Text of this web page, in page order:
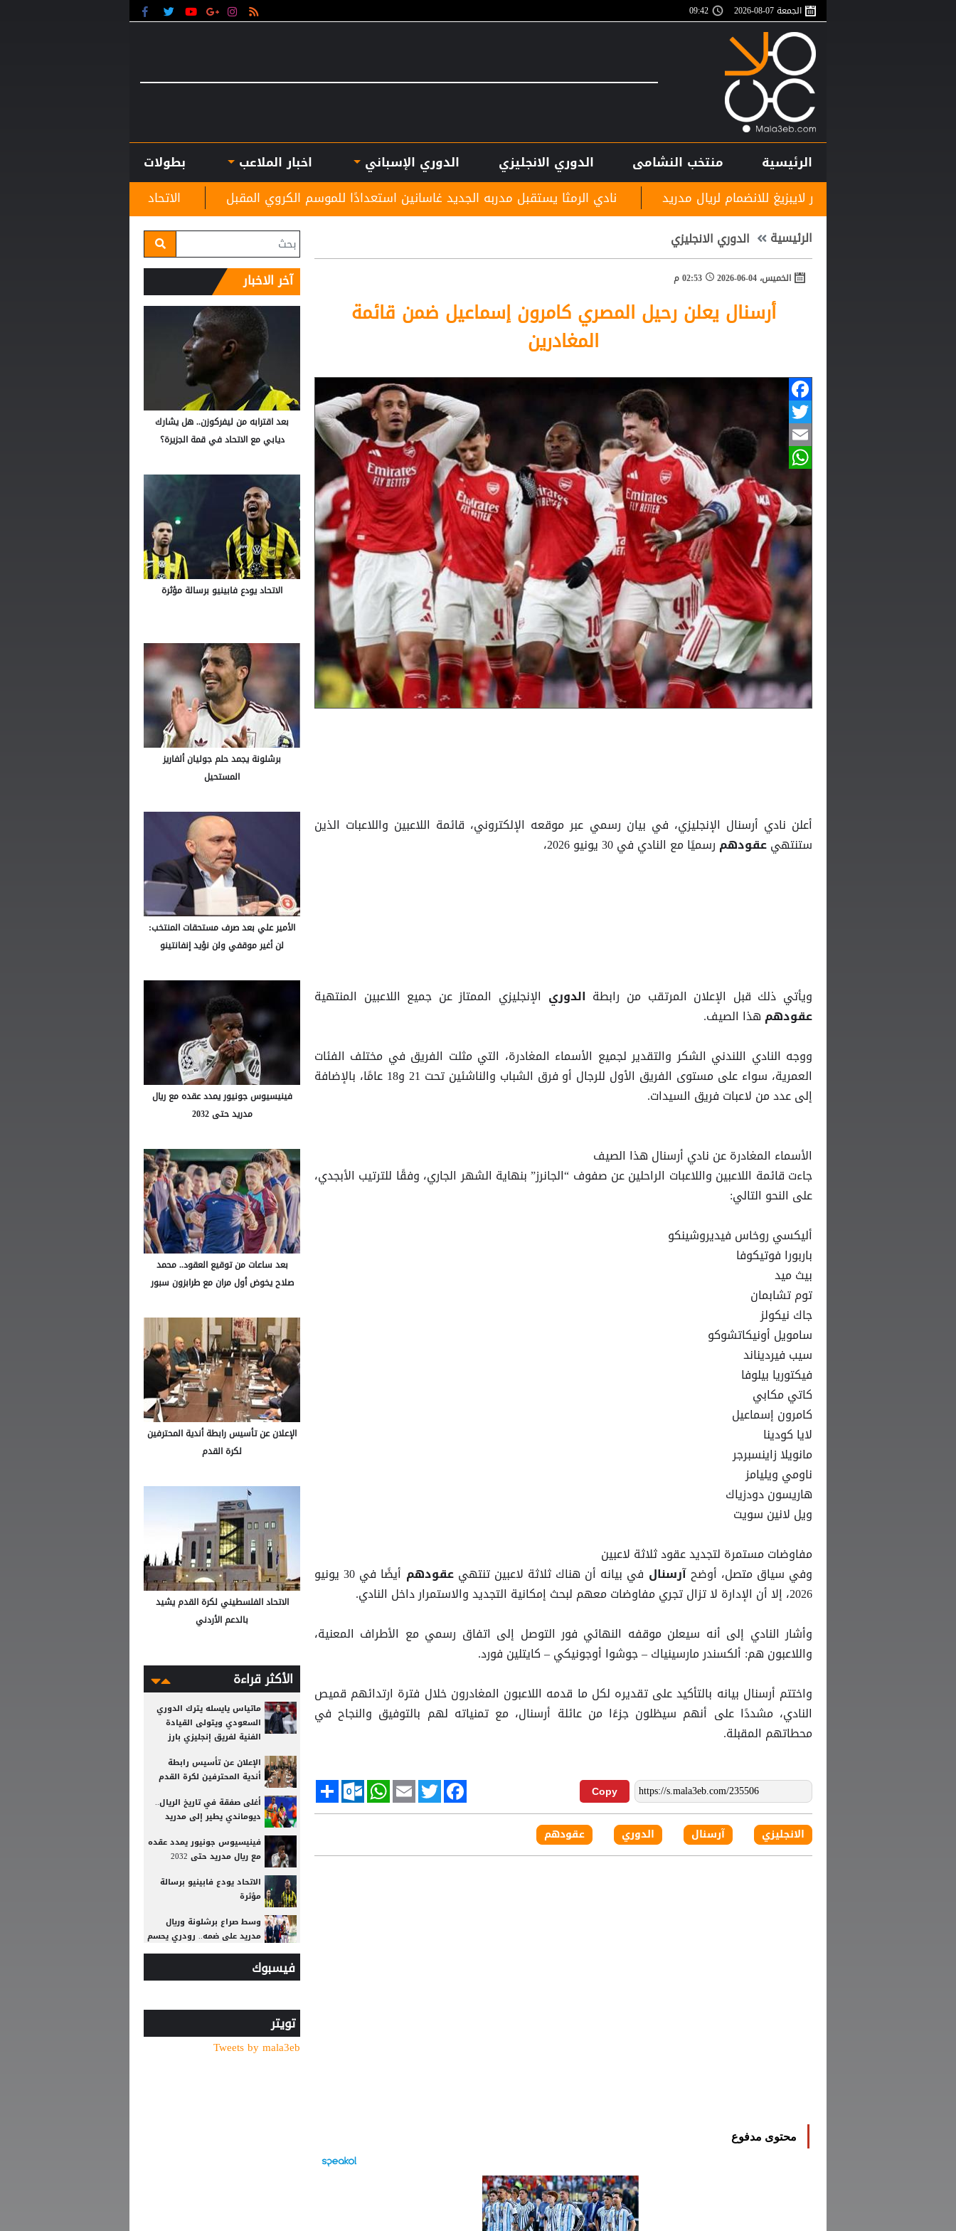
الجمعة 07-08-2026 09:42
الرئيسية منتخب النشامى الدوري الانجليزي الدوري الإسباني اخبار الملاعب
بطولات
الاتحاد الأوروبي لكرة القدم يتمسّك بمقاطعته
نادي الرمثا يستقبل مدربه الجديد غاسانين استعدادًا للموسم الكروي المقبل لايبزيغ للانضمام لريال مدريد
الرئيسية الدوري الانجليزي
الخميس، 04-06-2026 02:53 م
أرسنال يعلن رحيل المصري كامرون إسماعيل ضمن قائمة
المغادرين
Facebook
Twitter
Email
WhatsApp
أعلن نادي أرسنال الإنجليزي، في بيان رسمي عبر موقعه الإلكتروني، قائمة اللاعبين واللاعبات الذين
ستنتهي عقودهم رسميًا مع النادي في 30 يونيو 2026،
ويأتي ذلك قبل الإعلان المرتقب من رابطة الدوري الإنجليزي الممتاز عن جميع اللاعبين المنتهية
عقودهم هذا الصيف.
ووجه النادي اللندني الشكر والتقدير لجميع الأسماء المغادرة، التي مثلت الفريق في مختلف الفئات
العمرية، سواء على مستوى الفريق الأول للرجال أو فرق الشباب والناشئين تحت 21 و18 عامًا، بالإضافة
إلى عدد من لاعبات فريق السيدات.
الأسماء المغادرة عن نادي أرسنال هذا الصيف
جاءت قائمة اللاعبين واللاعبات الراحلين عن صفوف “الجانرز” بنهاية الشهر الجاري، وفقًا للترتيب الأبجدي،
على النحو التالي:
أليكسي روخاس فيديروشينكو
باربورا فوتيكوفا
بيث ميد
توم تشابمان
جاك نيكولز
سامويل أونيكاتشوكو
سيب فيرديناند
فيكتوريا بيلوفا
كاتي مكابي
كامرون إسماعيل
لايا كودينا
مانويلا زاينسبرجر
ناومي ويليامز
هاريسون دودزياك
ويل لانين سويت
مفاوضات مستمرة لتجديد عقود ثلاثة لاعبين
وفي سياق متصل، أوضح آرسنال في بيانه أن هناك ثلاثة لاعبين تنتهي عقودهم
أيضًا في 30 يونيو
2026، إلا أن الإدارة لا تزال تجري مفاوضات معهم لبحث إمكانية التجديد والاستمرار داخل النادي.
وأشار النادي إلى أنه سيعلن موقفه النهائي فور التوصل إلى اتفاق رسمي مع الأطراف المعنية،
واللاعبون هم: ألكسندر مارسينياك – جوشوا أوجونيكي – كايتلين فورد.
واختتم أرسنال بيانه بالتأكيد على تقديره لكل ما قدمه اللاعبون المغادرون خلال فترة ارتدائهم قميص
النادي، مشددًا على أنهم سيظلون جزءًا من عائلة أرسنال، مع تمنياته لهم بالتوفيق والنجاح في
محطاتهم المقبلة.
Copy
Facebook
Twitter
Email
WhatsApp
Outlook.com
Share
الانجليزي آرسنال الدوري عقودهم
محتوى مدفوع
آخر الاخبار
بعد اقترابه من ليفركوزن.. هل يشارك
ديابي مع الاتحاد في قمة الجزيرة؟
الاتحاد يودع فابينيو برسالة مؤثرة
برشلونة يجمد حلم جوليان ألفاريز
المستحيل
الأمير علي بعد صرف مستحقات المنتخب:
لن أغير موقفي ولن نؤيد إنفانتينو
فينيسيوس جونيور يمدد عقده مع ريال
مدريد حتى 2032
بعد ساعات من توقيع العقود.. محمد
صلاح يخوض أول مران مع طرابزون سبور
الإعلان عن تأسيس رابطة أندية المحترفين
لكرة القدم
الاتحاد الفلسطيني لكرة القدم يشيد
بالدعم الأردني
الأكثر قراءة
ماتياس يايسله يترك الدوري
السعودي ويتولى القيادة
الفنية لفريق إنجليزي بارز
الإعلان عن تأسيس رابطة
أندية المحترفين لكرة القدم
أغلى صفقة في تاريخ الريال..
ديوماندي يطير إلى مدريد
فينيسيوس جونيور يمدد عقده
مع ريال مدريد حتى 2032
الاتحاد يودع فابينيو برسالة
مؤثرة
وسط صراع برشلونة وريال
مدريد على ضمه.. رودري يحسم
الكشف عن كواليس التعاقد
بتسهيل رحيله لبرشلونة
فيسبوك
تويتر
Tweets by mala3eb